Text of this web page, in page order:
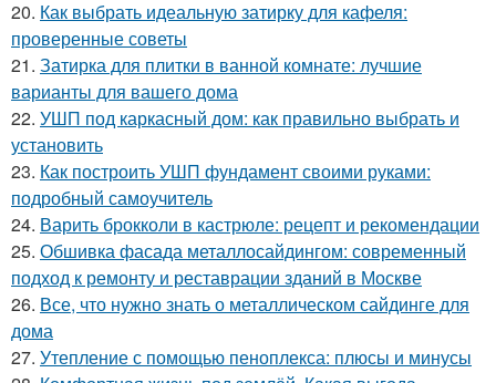
20. Как выбрать идеальную затирку для кафеля:
проверенные советы
21. Затирка для плитки в ванной комнате: лучшие
варианты для вашего дома
22. УШП под каркасный дом: как правильно выбрать и
установить
23. Как построить УШП фундамент своими руками:
подробный самоучитель
24. Варить брокколи в кастрюле: рецепт и рекомендации
25. Обшивка фасада металлосайдингом: современный
подход к ремонту и реставрации зданий в Москве
26. Все, что нужно знать о металлическом сайдинге для
дома
27. Утепление с помощью пеноплекса: плюсы и минусы